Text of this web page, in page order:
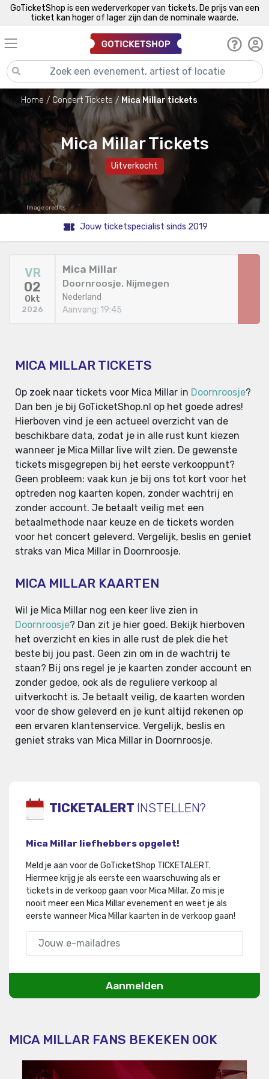
GoTicketShop is een wederverkoper van tickets. De prijs van een
ticket kan hoger of lager zijn dan de nominale waarde.
Home Concert Tickets Mica Millar tickets
Mica Millar Tickets
Uitverkocht
Image credits
Jouw ticketspecialist sinds 2019
VR
02
Okt
2026
Mica Millar
Doornroosje, Nijmegen
Nederland
Aanvang: 19:45
MICA MILLAR TICKETS
Op zoek naar tickets voor Mica Millar in Doornroosje?
Dan ben je bij GoTicketShop.nl op het goede adres!
Hierboven vind je een actueel overzicht van de
beschikbare data, zodat je in alle rust kunt kiezen
wanneer je Mica Millar live wilt zien. De gewenste
tickets misgegrepen bij het eerste verkooppunt?
Geen probleem: vaak kun je bij ons tot kort voor het
optreden nog kaarten kopen, zonder wachtrij en
zonder account. Je betaalt veilig met een
betaalmethode naar keuze en de tickets worden
voor het concert geleverd. Vergelijk, beslis en geniet
straks van Mica Millar in Doornroosje.
MICA MILLAR KAARTEN
Wil je Mica Millar nog een keer live zien in
Doornroosje? Dan zit je hier goed. Bekijk hierboven
het overzicht en kies in alle rust de plek die het
beste bij jou past. Geen zin om in de wachtrij te
staan? Bij ons regel je je kaarten zonder account en
zonder gedoe, ook als de reguliere verkoop al
uitverkocht is. Je betaalt veilig, de kaarten worden
voor de show geleverd en je kunt altijd rekenen op
een ervaren klantenservice. Vergelijk, beslis en
geniet straks van Mica Millar in Doornroosje.
TICKETALERT INSTELLEN?
Mica Millar liefhebbers opgelet!
Meld je aan voor de GoTicketShop TICKETALERT.
Hiermee krijg je als eerste een waarschuwing als er
tickets in de verkoop gaan voor Mica Millar. Zo mis je
nooit meer een Mica Millar evenement en weet je als
eerste wanneer Mica Millar kaarten in de verkoop gaan!
Aanmelden
MICA MILLAR FANS BEKEKEN OOK